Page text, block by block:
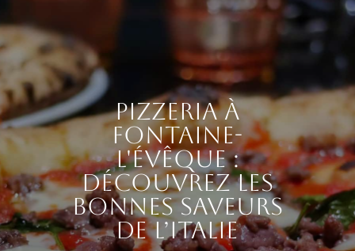
Pizzeria à
Fontaine-
l'Évêque :
découvrez les
bonnes saveurs
de l’Italie